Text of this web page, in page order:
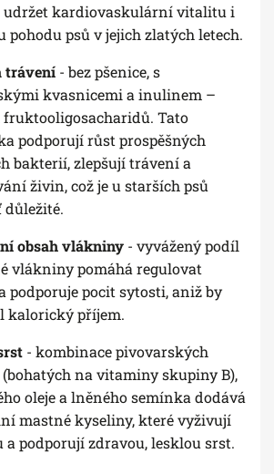
udržet kardiovaskulární vitalitu i
pohodu psů v jejich zlatých letech.
trávení - bez pšenice, s
kvasnicemi a inulinem –
fruktooligosacharidů. Tato
podporují růst prospěšných
bakterií, zlepšují trávení a
živin, což je u starších psů
důležité.
obsah vlákniny - vyvážený podíl
vlákniny pomáhá regulovat
podporuje pocit sytosti, aniž by
kalorický příjem.
- kombinace pivovarských
na vitaminy skupiny B),
oleje a lněného semínka dodává
mastné kyseliny, které vyživují
a podporují zdravou, lesklou srst.